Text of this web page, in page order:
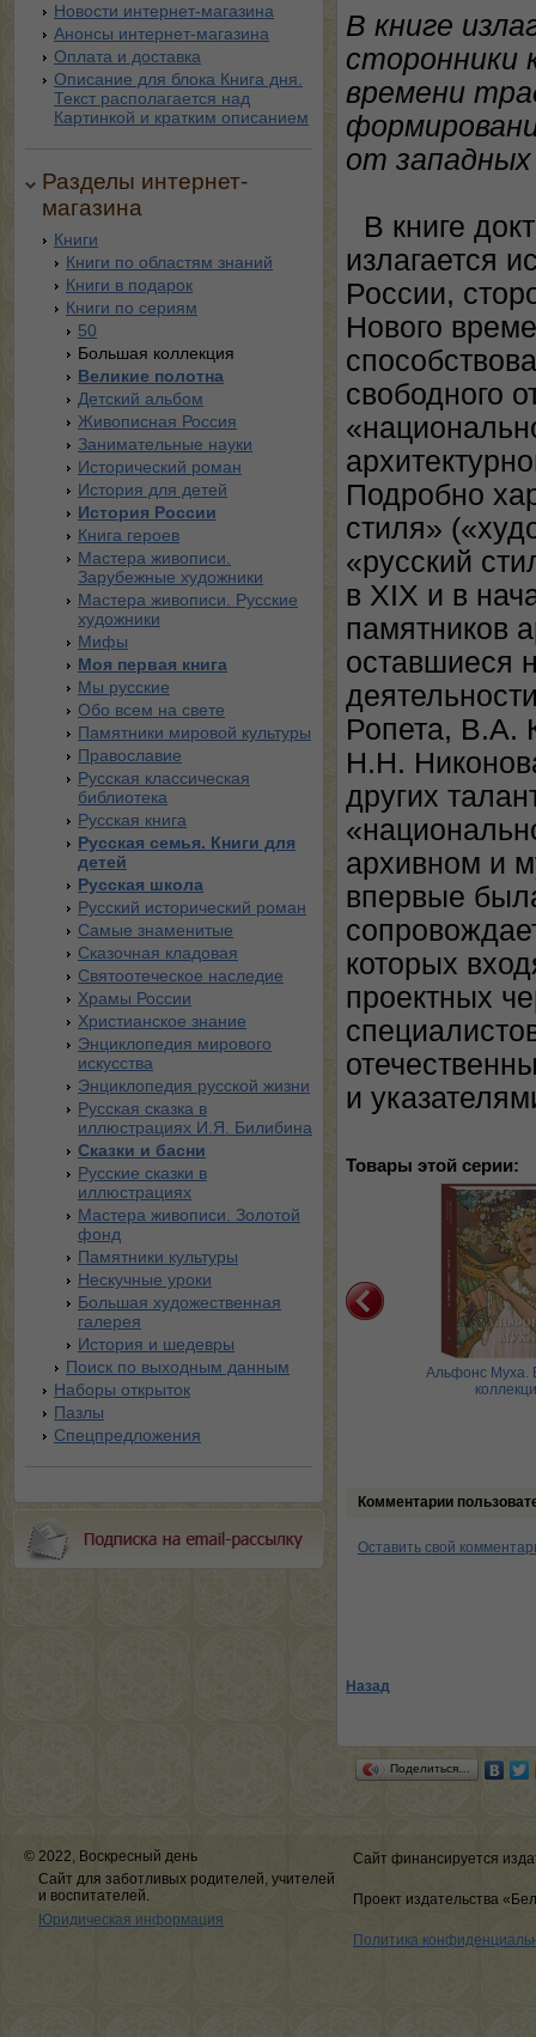
Новости интернет-магазина
Анонсы интернет-магазина
Оплата и доставка
Описание для блока Книга дня.
Текст располагается над
Картинкой и кратким описанием
Разделы интернет-
магазина
Книги
Книги по областям знаний
Книги в подарок
Книги по сериям
50
Большая коллекция
Великие полотна
Детский альбом
Живописная Россия
Занимательные науки
Исторический роман
История для детей
История России
Книга героев
Мастера живописи.
Зарубежные художники
Мастера живописи. Русские
художники
Мифы
Моя первая книга
Мы русские
Обо всем на свете
Памятники мировой культуры
Православие
Русская классическая
библиотека
Русская книга
Русская семья. Книги для
детей
Русская школа
Русский исторический роман
Самые знаменитые
Сказочная кладовая
Святоотеческое наследие
Храмы России
Христианское знание
Энциклопедия мирового
искусства
Энциклопедия русской жизни
Русская сказка в
иллюстрациях И.Я. Билибина
Сказки и басни
Русские сказки в
иллюстрациях
Мастера живописи. Золотой
фонд
Памятники культуры
Нескучные уроки
Большая художественная
галерея
История и шедевры
Поиск по выходным данным
Наборы открыток
Пазлы
Спецпредложения
В книге
сторонники
времени
от западных
В книге
излагается
России,
Нового
свободного
Подробно
стиля»
«русский
в XIX и в
памятников
оставшиеся
Ропета, В.А.
Н.Н.
других
архивном и
впервые
которых
проектных
и
Товары этой серии:
пейзаж. Большая
коллекция
Стиль модерн в
Альфонс Муха.
Комментарии
Оставить свой
Назад
Поделиться…
© 2022, Воскресный день
Сайт для заботливых родителей, учителей
и воспитателей.
Юридическая информация
Сайт финансируется
Проект издательства
Политика